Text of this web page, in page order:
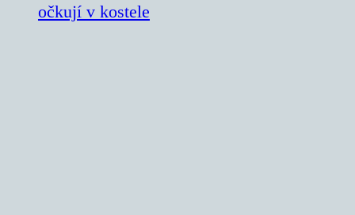
očkují v kostele